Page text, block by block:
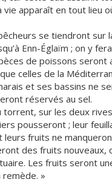
apparaît en tout lieu
se tiendront sur
Enn-Églaïm ; on y
de poissons seront
celles de la
et ses bassins ne
réservés au sel.
torrent, sur les deux
pousseront ; leur
fruits ne
des fruits nouveaux,
Les fruits seront
remède. »